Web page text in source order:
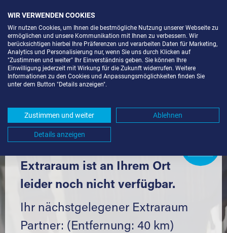
LAGERRAUM MIETEN IN REUTE
Komfortabel einlagern mit Extraraum
Extraraum ist an Ihrem Ort
leider noch nicht verfügbar.
Ihr nächstgelegener Extraraum
Partner: (Entfernung: 40 km)
WIR VERWENDEN COOKIES
Wir nutzen Cookies, um Ihnen die bestmögliche Nutzung unserer Webseite zu
ermöglichen und unsere Kommunikation mit Ihnen zu verbessern. Wir
berücksichtigen hierbei Ihre Präferenzen und verarbeiten Daten für Marketing,
Analytics und Personalisierung nur, wenn Sie uns durch Klicken auf
"Zustimmen und weiter" Ihr Einverständnis geben. Sie können Ihre
Einwilligung jederzeit mit Wirkung für die Zukunft widerrufen. Weitere
Informationen zu den Cookies und Anpassungsmöglichkeiten finden Sie
unter dem Button "Details anzeigen".
Zustimmen und weiter Ablehnen
Details anzeigen